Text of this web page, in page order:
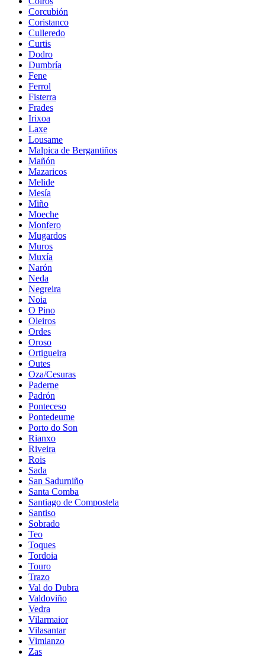
Corcubión
Coristanco
Culleredo
Curtis
Dodro
Dumbría
Fene
Ferrol
Fisterra
Frades
Irixoa
Laxe
Lousame
Malpica de Bergantiños
Mañón
Mazaricos
Melide
Mesía
Miño
Moeche
Monfero
Mugardos
Muros
Muxía
Narón
Neda
Negreira
Noia
O Pino
Oleiros
Ordes
Oroso
Ortigueira
Outes
Oza/Cesuras
Paderne
Padrón
Ponteceso
Pontedeume
Porto do Son
Rianxo
Riveira
Rois
Sada
San Sadurniño
Santa Comba
Santiago de Compostela
Santiso
Sobrado
Teo
Toques
Tordoia
Touro
Trazo
Val do Dubra
Valdoviño
Vedra
Vilarmaior
Vilasantar
Vimianzo
Zas